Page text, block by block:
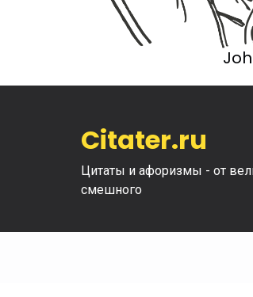
Citater.ru
Цитаты и афоризмы - от
смешного